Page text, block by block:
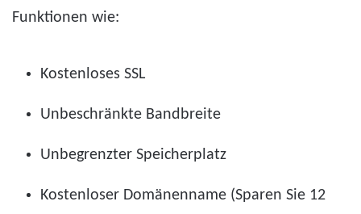
Funktionen wie:
Kostenloses SSL
Unbeschränkte Bandbreite
Unbegrenzter Speicherplatz
Kostenloser Domänenname (Sparen Sie 12